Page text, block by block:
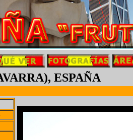
ESPAÑA